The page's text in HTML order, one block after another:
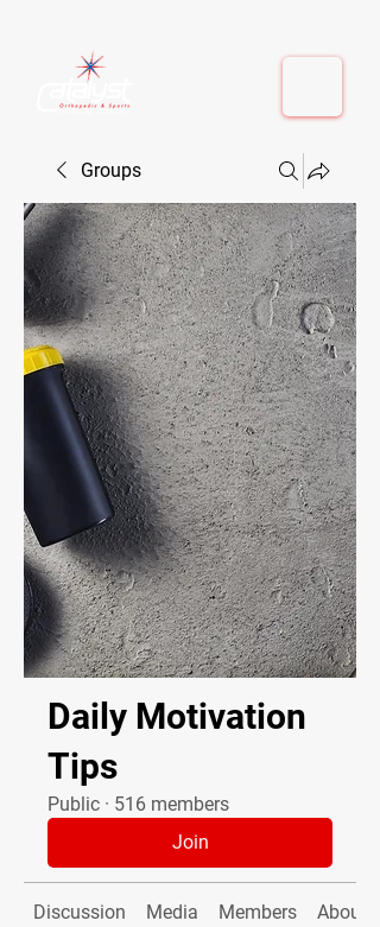
Groups
Daily Motivation
Tips
Public · 516 members
Join
Discussion Media Members About